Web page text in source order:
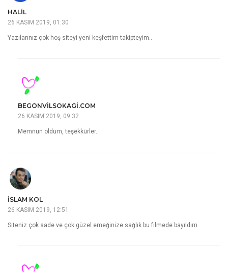
HALIL
26 KASIM 2019, 01:30
Yazılarınız çok hoş siteyi yeni keşfettim takipteyim..
BEGONVILSOKAGI.COM
26 KASIM 2019, 09:32
Memnun oldum, teşekkürler.
İSLAM KOL
26 KASIM 2019, 12:51
Siteniz çok sade ve çok güzel emeğinize sağlık bu filmede bayıldım